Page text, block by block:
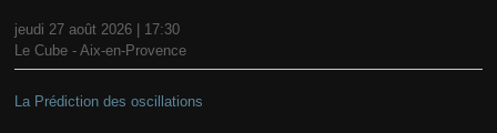
jeudi 27 août 2026 | 17:30
Le Cube - Aix-en-Provence
La Prédiction des oscillations